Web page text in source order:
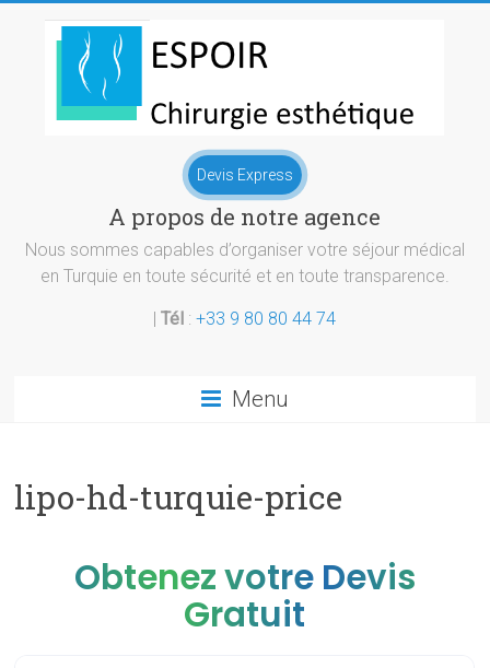
Chirurgie
esthetique
Turquie
Devis Express
A propos de notre agence
Nous sommes capables d’organiser votre séjour médical
en Turquie en toute sécurité et en toute transparence.
|Tél :+33 9 80 80 44 74
Menu
lipo-hd-turquie-price
Obtenez votre Devis
Gratuit